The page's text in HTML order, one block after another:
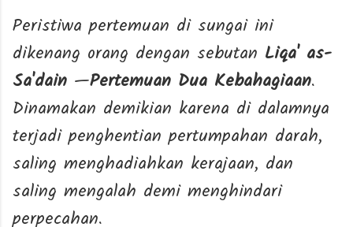
Peristiwa pertemuan di sungai ini
dikenang orang dengan sebutan Liqa' as-
Sa'dain —Pertemuan Dua Kebahagiaan.
Dinamakan demikian karena di dalamnya
terjadi penghentian pertumpahan darah,
saling menghadiahkan kerajaan, dan
saling mengalah demi menghindari
perpecahan.